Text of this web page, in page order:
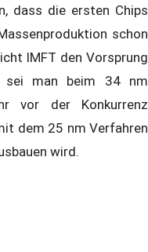
dass die ersten Chips
schon
IMFT den Vorsprung
sei man beim 34 nm
vor der Konkurrenz
dem 25 nm Verfahren
wird.